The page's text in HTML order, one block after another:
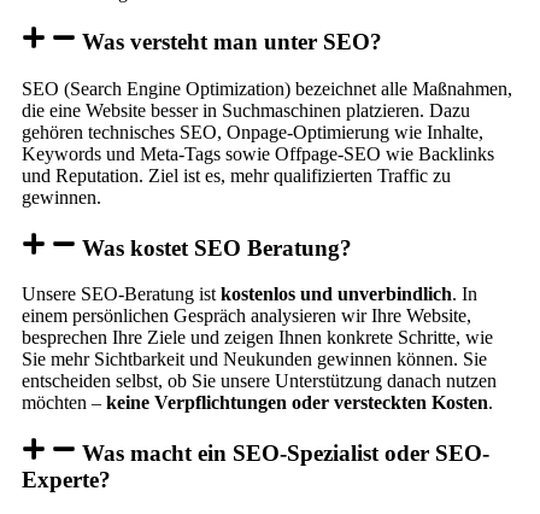
Was versteht man unter SEO?
SEO (Search Engine Optimization) bezeichnet alle Maßnahmen,
die eine Website besser in Suchmaschinen platzieren. Dazu
gehören technisches SEO, Onpage-Optimierung wie Inhalte,
Keywords und Meta-Tags sowie Offpage-SEO wie Backlinks
und Reputation. Ziel ist es, mehr qualifizierten Traffic zu
gewinnen.
Was kostet SEO Beratung?
Unsere SEO-Beratung istkostenlos und unverbindlich. In
einem persönlichen Gespräch analysieren wir Ihre Website,
besprechen Ihre Ziele und zeigen Ihnen konkrete Schritte, wie
Sie mehr Sichtbarkeit und Neukunden gewinnen können. Sie
entscheiden selbst, ob Sie unsere Unterstützung danach nutzen
möchten – keine Verpflichtungen oder versteckten Kosten.
Was macht ein SEO-Spezialist oder SEO-
Experte?